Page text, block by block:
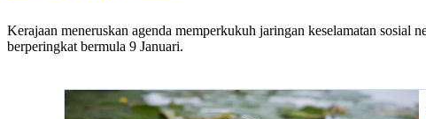
Kerajaan meneruskan agenda memperkukuh jaringan keselamatan sosial
berperingkat bermula 9 Januari.